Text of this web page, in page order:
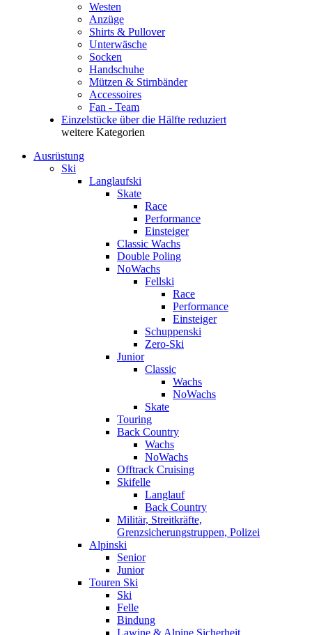
Westen
Anzüge
Shirts & Pullover
Unterwäsche
Socken
Handschuhe
Mützen & Stirnbänder
Accessoires
Fan - Team
Einzelstücke über die Hälfte reduziert
weitere Kategorien
Ausrüstung
Ski
Langlaufski
Skate
Race
Performance
Einsteiger
Classic Wachs
Double Poling
NoWachs
Fellski
Race
Performance
Einsteiger
Schuppenski
Zero-Ski
Junior
Classic
Wachs
NoWachs
Skate
Touring
Back Country
Wachs
NoWachs
Offtrack Cruising
Skifelle
Langlauf
Back Country
Militär, Streitkräfte,
Grenzsicherungstruppen, Polizei
Alpinski
Senior
Junior
Touren Ski
Ski
Felle
Bindung
Lawine & Alpine Sicherheit